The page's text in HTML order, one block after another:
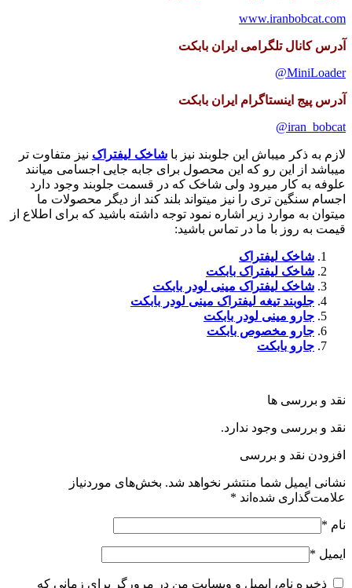
www.iranbobcat.com
آدرس کانال تلگرامی ایران بابکت
MiniLoader@
آدرس پیج اینستاگرام ایران بابکت
iran_bobcat@
لازم به ذکر میباش این جلوبند نیز با شاخک لیفتراک نیز متفاوت تر
میباشد از این رو که این محصول برای جابه جایی اجسامی میانند
علوفه به کار میرود ولی شاخک که در قسمت جلوبند وجود دارد
اجسام سنگین تری را نیز میتواند بلند کند از دیگر محصولات ما
میتوان به موارد زیر اشاره نمود توجه داشته باشید که برای اطلاع از
قیمت به روز با ما در تماس باشید:
شاخک لیفتراک
شاخک لیفتراک بابکت
شاخک لیفتراک مینی لودر بابکت
جلوبند تیغه لیفتراک مینی لودر بابکت
جارو مینی لودر بابکت
جارو مخصوص بابکت
جارو بابکت
نقد و بررسی ها
نقد و بررسی وجود ندارد.
افزودن نقد و بررسی
نشانی ایمیل شما منتشر نخواهد شد. بخش‌های موردنیاز
علامت‌گذاری شده‌اند *
نام *
ایمیل *
ذخیره نام، ایمیل و وبسایت من در مرورگر برای زمانی که